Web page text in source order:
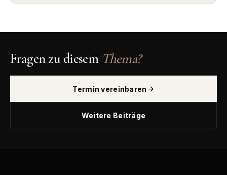
Fragen zu diesem Thema?
Termin vereinbaren
Weitere Beiträge